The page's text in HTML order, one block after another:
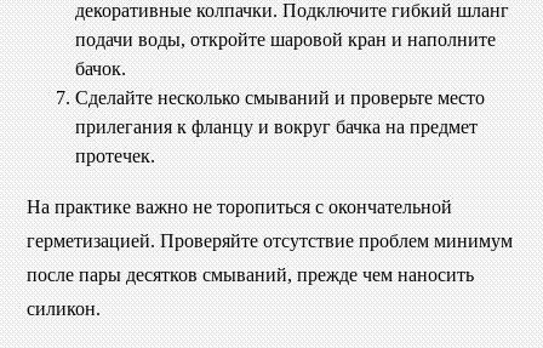
декоративные колпачки. Подключите гибкий шланг
подачи воды, откройте шаровой кран и наполните
бачок.
Сделайте несколько смываний и проверьте место
прилегания к фланцу и вокруг бачка на предмет
протечек.
На практике важно не торопиться с окончательной
герметизацией. Проверяйте отсутствие проблем минимум
после пары десятков смываний, прежде чем наносить
силикон.